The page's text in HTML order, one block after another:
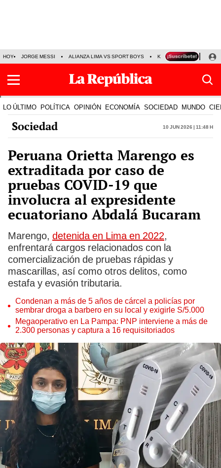
HOY JORGE MESSI ALIANZA LIMA VS SPORT BOYS KENJI FUJIMORI
LO ÚLTIMO POLÍTICA OPINIÓN ECONOMÍA SOCIEDAD MUNDO
Sociedad 10 Jun 2026 | 11:48 h
Peruana Orietta Marengo es
extraditada por caso de
pruebas COVID-19 que
involucra al expresidente
ecuatoriano Abdalá Bucaram
Marengo, detenida en Lima en 2022,
enfrentará cargos relacionados con la
comercialización de pruebas rápidas y
mascarillas, así como otros delitos, como
estafa y evasión tributaria.
Condenan a más de 5 años de cárcel a policías por
sembrar droga a barbero en su local y exigirle S/5.000
Megaoperativo en La Pampa: PNP interviene a más de
2.300 personas y captura a 16 requisitoriados